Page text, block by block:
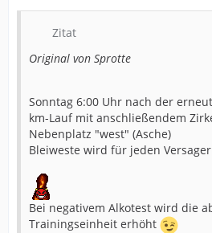
Zitat
Original von Sprotte
Sonntag 6:00 Uhr nach der
km-Lauf mit anschließendem
Nebenplatz "west" (Asche)
Bleiweste wird für jeden
Bei negativem Alkotest wird die
Trainingseinheit erhöht